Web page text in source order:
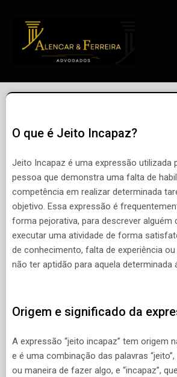
O que é Jeito Incapaz?
Jeito Incapaz é uma expressão utilizada
pessoa que demonstra uma falta de
competência em realizar determinada
objetivo. Essa expressão é
forma pejorativa, para descrever alguém
executar uma atividade de forma
de conhecimento, falta de experiência
não ter aptidão para aquela determinada
Origem e significado da
A expressão “jeito incapaz” tem origem
e é uma combinação das palavras
ou maneira de fazer algo, e “incapaz”,